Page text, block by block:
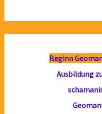
Beginn
Ausbildung